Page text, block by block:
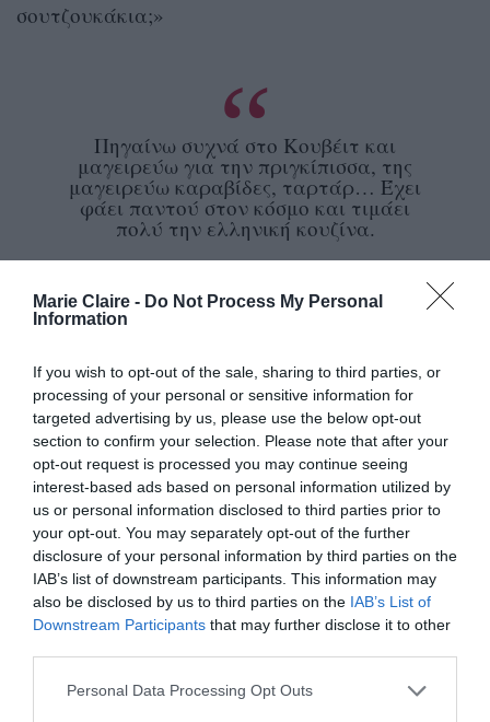
Marie Claire - Do Not Process My Personal
Information
If you wish to opt-out of the sale, sharing to third parties, or
processing of your personal or sensitive information for
targeted advertising by us, please use the below opt-out
section to confirm your selection. Please note that after your
opt-out request is processed you may continue seeing
interest-based ads based on personal information utilized by
us or personal information disclosed to third parties prior to
your opt-out. You may separately opt-out of the further
disclosure of your personal information by third parties on the
IAB’s list of downstream participants. This information may
also be disclosed by us to third parties on the IAB’s List of
Downstream Participants that may further disclose it to other
Personal Data Processing Opt Outs
σουτζουκάκια;»
Πηγαίνω συχνά στο Κουβέιτ και
μαγειρεύω για την πριγκίπισσα, της
μαγειρεύω καραβίδες, ταρτάρ… Έχει
φάει παντού στον κόσμο και τιμάει
πολύ την ελληνική κουζίνα.
Θυμάσαι το πρώτο φαγητό που έφτιαξες;
Ναι, στα 12, με τον αδερφό μου φτιάξαμε
σπανακόρυζο. Δεν ήταν εύκολο! Αλλά το
κάναμε. Η μαμά το εκτίμησε — περισσότερο που
το προσπαθήσαμε παρά για το αποτέλεσμα. Από
τότε κόλλησα. Μαγείρευα συνεχώς στο σπίτι.
Έπαιρνα συνταγές από τη μαμά του Χρήστου,
την κυρία Δέσποινα, Σμυρνιά! Γεμίσεις,
γαλοπούλες, πιπεριές, όλα. Το φαγητό ήταν
τρόπος να μοιραστούμε, να παρηγορηθούμε, να
γιορτάσουμε. Ήταν πάντα εκεί.